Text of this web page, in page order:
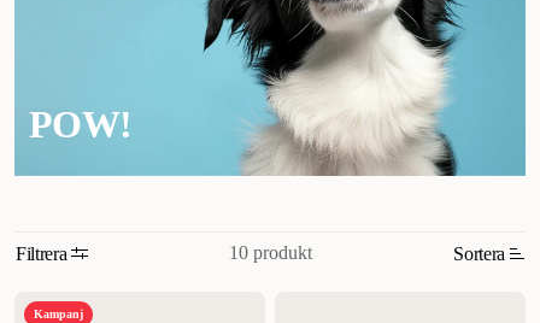
POW!
Filtrera 10 produkt Sortera
Relevans
Kampanj